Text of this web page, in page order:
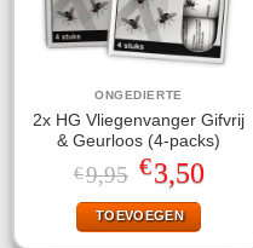
ONGEDIERTE
2x HG Vliegenvanger Gifvrij
& Geurloos (4-packs)
€9,95 Oorspronkelijke
prijs
was:
€9,95.
€3,50Huidige
prijs
is:
€3,50.
TOEVOEGEN